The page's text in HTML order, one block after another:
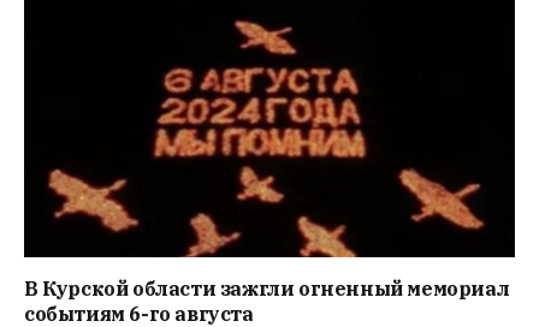
В Курской области зажгли огненный мемориал
событиям 6-го августа